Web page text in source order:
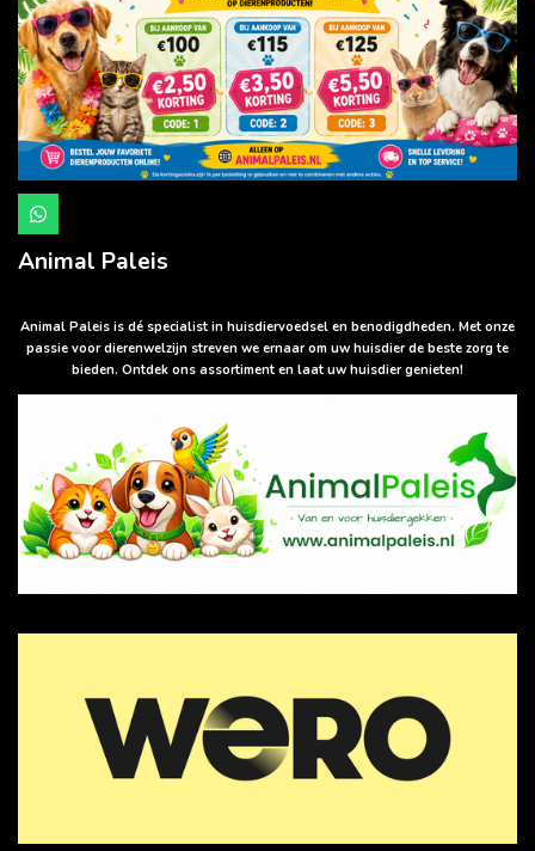
W
h
a
t
p
p
Animal Paleis
Animal Paleis is dé specialist in huisdiervoedsel en benodigdheden. Met onze
passie voor dierenwelzijn streven we ernaar om uw huisdier de beste zorg te
bieden. Ontdek ons assortiment en laat uw huisdier genieten!